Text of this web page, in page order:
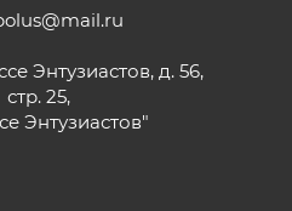
Энтузиастов, д. 56,
стр. 25,
Энтузиастов"